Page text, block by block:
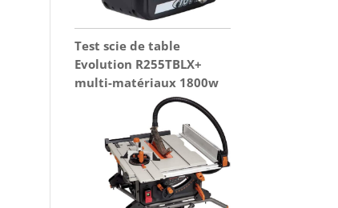
Test scie de table
Evolution R255TBLX+
multi-matériaux 1800w